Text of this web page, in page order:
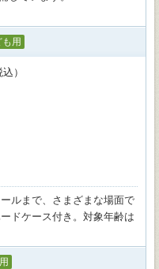
用
）
ルまで、さまざまな場面で
ドケース付き。対象年齢は